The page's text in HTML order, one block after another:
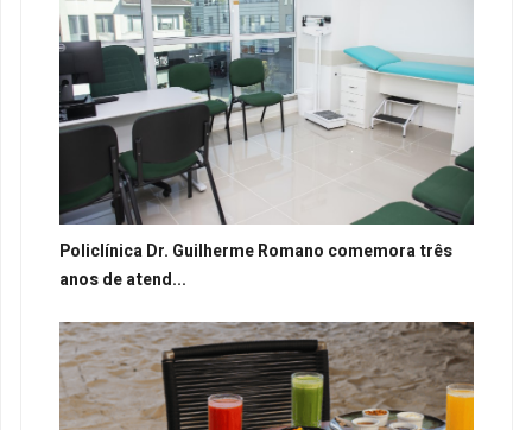
Policlínica Dr. Guilherme Romano comemora três
anos de atend...